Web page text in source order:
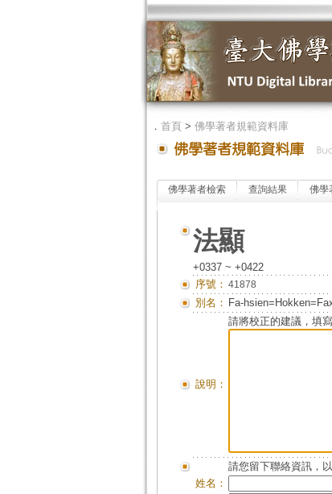
． 首頁> 佛學著者規範資料庫
佛學著者檢索 查詢結果 佛學
法顯
+0337 ~ +0422
序號： 41878
別名： Fa-
說明：
請將校正的建議，填
請您留下聯絡資訊，
姓名：